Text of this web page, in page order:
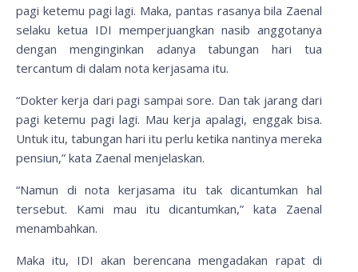
pagi ketemu pagi lagi. Maka, pantas rasanya bila Zaenal
selaku ketua IDI memperjuangkan nasib anggotanya
dengan menginginkan adanya tabungan hari tua
tercantum di dalam nota kerjasama itu.
“Dokter kerja dari pagi sampai sore. Dan tak jarang dari
pagi ketemu pagi lagi. Mau kerja apalagi, enggak bisa.
Untuk itu, tabungan hari itu perlu ketika nantinya mereka
pensiun,” kata Zaenal menjelaskan.
“Namun di nota kerjasama itu tak dicantumkan hal
tersebut. Kami mau itu dicantumkan,” kata Zaenal
menambahkan.
Maka itu, IDI akan berencana mengadakan rapat di